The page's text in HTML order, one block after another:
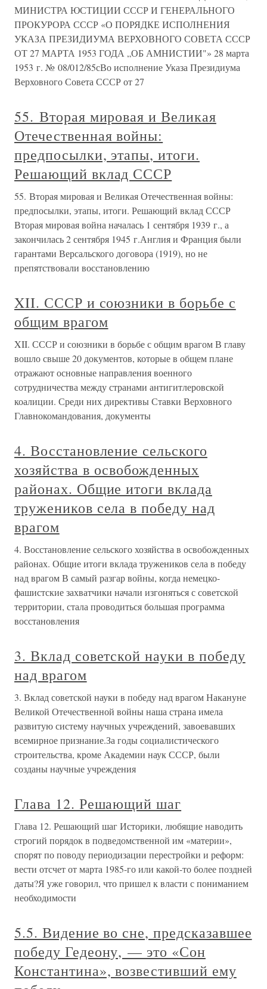
МИНИСТРА ЮСТИЦИИ СССР И ГЕНЕРАЛЬНОГО
ПРОКУРОРА СССР «О ПОРЯДКЕ ИСПОЛНЕНИЯ
УКАЗА ПРЕЗИДИУМА ВЕРХОВНОГО СОВЕТА СССР
ОТ 27 МАРТА 1953 ГОДА „ОБ АМНИСТИИ"» 28 марта
1953 г. № 08/012/85сВо исполнение Указа Президиума
Верховного Совета СССР от 27
55. Вторая мировая и Великая
Отечественная войны:
предпосылки, этапы, итоги.
Решающий вклад СССР
55. Вторая мировая и Великая Отечественная войны:
предпосылки, этапы, итоги. Решающий вклад СССР
Вторая мировая война началась 1 сентября 1939 г., а
закончилась 2 сентября 1945 г.Англия и Франция были
гарантами Версальского договора (1919), но не
препятствовали восстановлению
XII. СССР и союзники в борьбе с
общим врагом
XII. СССР и союзники в борьбе с общим врагом В главу
вошло свыше 20 документов, которые в общем плане
отражают основные направления военного
сотрудничества между странами антигитлеровской
коалиции. Среди них директивы Ставки Верховного
Главнокомандования, документы
4. Восстановление сельского
хозяйства в освобожденных
районах. Общие итоги вклада
тружеников села в победу над
врагом
4. Восстановление сельского хозяйства в освобожденных
районах. Общие итоги вклада тружеников села в победу
над врагом В самый разгар войны, когда немецко-
фашистские захватчики начали изгоняться с советской
территории, стала проводиться большая программа
восстановления
3. Вклад советской науки в победу
над врагом
3. Вклад советской науки в победу над врагом Накануне
Великой Отечественной войны наша страна имела
развитую систему научных учреждений, завоевавших
всемирное признание.За годы социалистического
строительства, кроме Академии наук СССР, были
созданы научные учреждения
Глава 12. Решающий шаг
Глава 12. Решающий шаг Историки, любящие наводить
строгий порядок в подведомственной им «материи»,
спорят по поводу периодизации перестройки и реформ:
вести отсчет от марта 1985-го или какой-то более поздней
даты?Я уже говорил, что пришел к власти с пониманием
необходимости
5.5. Видение во сне, предсказавшее
победу Гедеону, — это «Сон
Константина», возвестивший ему